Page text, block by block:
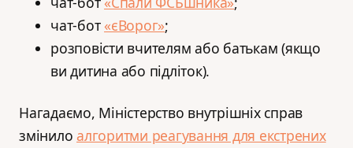
чат-бот«єВорог»;
розповісти вчителям або батькам (якщо
ви дитина або підліток).
Нагадаємо, Міністерство внутрішніх справ
змінило алгоритми реагування для екстрених